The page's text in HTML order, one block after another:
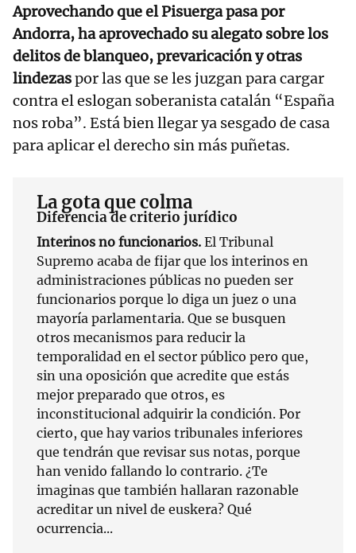
Aprovechando que el Pisuerga pasa por
Andorra, ha aprovechado su alegato sobre los
delitos de blanqueo, prevaricación y otras
lindezaspor las que se les juzgan para cargar
contra el eslogan soberanista catalán “España
nos roba”. Está bien llegar ya sesgado de casa
para aplicar el derecho sin más puñetas.
La gota que colma
Diferencia de criterio jurídico
Interinos no funcionarios. El Tribunal
Supremo acaba de fijar que los interinos en
administraciones públicas no pueden ser
funcionarios porque lo diga un juez o una
mayoría parlamentaria. Que se busquen
otros mecanismos para reducir la
temporalidad en el sector público pero que,
sin una oposición que acredite que estás
mejor preparado que otros, es
inconstitucional adquirir la condición. Por
cierto, que hay varios tribunales inferiores
que tendrán que revisar sus notas, porque
han venido fallando lo contrario. ¿Te
imaginas que también hallaran razonable
acreditar un nivel de euskera? Qué
ocurrencia...